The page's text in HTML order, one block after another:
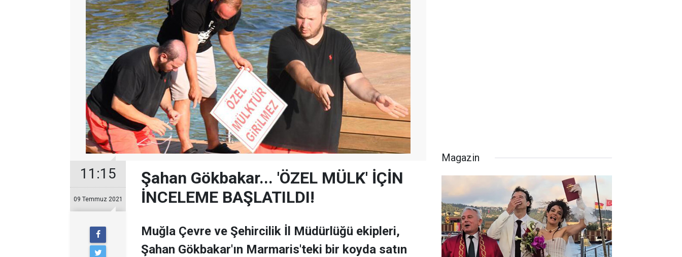
11:15
09 Temmuz 2021
Şahan Gökbakar... 'ÖZEL MÜLK' İÇİN
İNCELEME BAŞLATILDI!
Muğla Çevre ve Şehircilik İl Müdürlüğü ekipleri,
Şahan Gökbakar'ın Marmaris'teki bir koyda satın
Magazin